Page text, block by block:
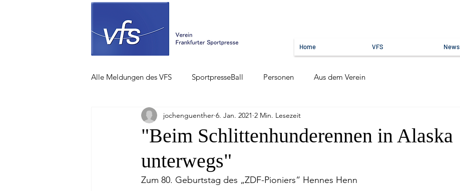
Home VFS News
Alle Meldungen des VFS SportpresseBall Personen Aus dem Verein
"Beim Schlittenhunderennen in Alaska
unterwegs"
jochenguenther 6. Jan. 2021 2 Min. Lesezeit
Zum 80. Geburtstag des „ZDF-Pioniers“ Hennes Henn